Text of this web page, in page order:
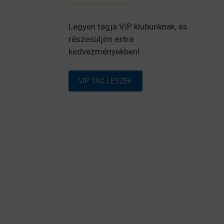
Legyen tagja VIP klubunknak, és
részesüljön extra
kedvezményekben!
VIP TAG LESZEK